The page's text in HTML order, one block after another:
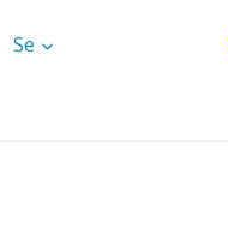
Se